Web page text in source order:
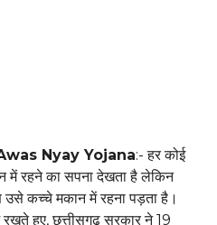
Nyay Yojana:- हर कोई
में रहने का सपना देखता है लेकिन
कच्चे मकान में रहना पड़ता है।
हुए, छत्तीसगढ़ सरकार ने 19